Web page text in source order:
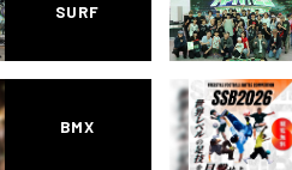
SURF
BMX